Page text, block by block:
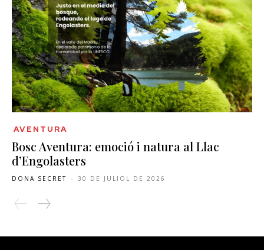
AVENTURA
Bosc Aventura: emoció i natura al Llac
d’Engolasters
DONA SECRET - 30 DE JULIOL DE 2026